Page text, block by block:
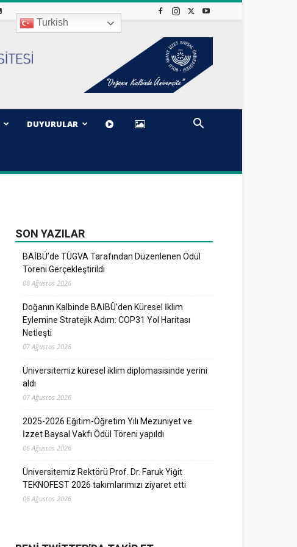
Turkish
DUYURULAR
SON YAZILAR
BAİBÜ’de TÜGVA Tarafından Düzenlenen Ödül
Töreni Gerçekleştirildi
08 Ağustos 2026
Doğanın Kalbinde BAİBÜ’den Küresel İklim
Eylemine Stratejik Adım: COP31 Yol Haritası
Netleşti
07 Ağustos 2026
Üniversitemiz küresel iklim diplomasisinde yerini
aldı
07 Ağustos 2026
2025-2026 Eğitim-Öğretim Yılı Mezuniyet ve
İzzet Baysal Vakfı Ödül Töreni yapıldı
06 Ağustos 2026
Üniversitemiz Rektörü Prof. Dr. Faruk Yiğit
TEKNOFEST 2026 takımlarımızı ziyaret etti
06 Ağustos 2026